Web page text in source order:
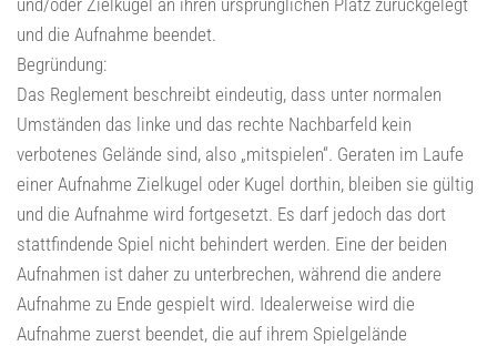
und die Aufnahme beendet.
Begründung:
Das Reglement beschreibt eindeutig, dass unter normalen
Umständen das linke und das rechte Nachbarfeld kein
verbotenes Gelände sind, also „mitspielen“. Geraten im Laufe
einer Aufnahme Zielkugel oder Kugel dorthin, bleiben sie gültig
und die Aufnahme wird fortgesetzt. Es darf jedoch das dort
stattfindende Spiel nicht behindert werden. Eine der beiden
Aufnahmen ist daher zu unterbrechen, während die andere
Aufnahme zu Ende gespielt wird. Idealerweise wird die
Aufnahme zuerst beendet, die auf ihrem Spielgelände